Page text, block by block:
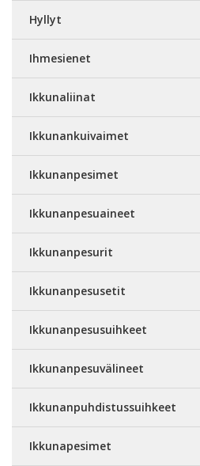
Hyllyt
Ihmesienet
Ikkunaliinat
Ikkunankuivaimet
Ikkunanpesimet
Ikkunanpesuaineet
Ikkunanpesurit
Ikkunanpesusetit
Ikkunanpesusuihkeet
Ikkunanpesuvälineet
Ikkunanpuhdistussuihkeet
Ikkunapesimet